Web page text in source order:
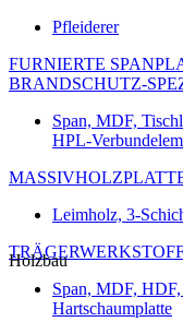
Pfleiderer
FURNIERTE
BRANDSCHUTZ-
Span, MDF,
HPL-
Leimholz, 3-
Span, MDF,
Hartschaumplatte
Holzbau